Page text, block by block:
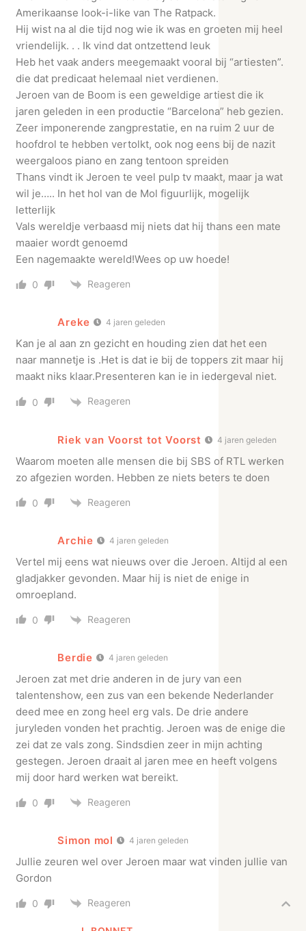
Amerikaanse look-i-like van The Ratpack.
Hij wist na al die tijd nog wie ik was en groeten mij heel
vriendelijk. . . Ik vind dat ontzettend leuk
Heb het vaak anders meegemaakt vooral bij “artiesten”.
die dat predicaat helemaal niet verdienen.
Jeroen van de Boom is een geweldige artiest die ik
jaren geleden in een productie “Barcelona” heb gezien.
Zeer imponerende zangprestatie, en na ruim 2 uur de
hoofdrol te hebben vertolkt, ook nog eens bij de nazit
weergaloos piano en zang tentoon spreiden
Thans vindt ik Jeroen te veel pulp tv maakt, maar ja wat
wil je….. In het hol van de Mol figuurlijk, mogelijk
letterlijk
Vals wereldje verbaasd mij niets dat hij thans een mate
maaier wordt genoemd
Een nagemaakte wereld!Wees op uw hoede!
0 Reageren
Areke 4 jaren geleden
Kan je al aan zn gezicht en houding zien dat het een
naar mannetje is .Het is dat ie bij de toppers zit maar hij
maakt niks klaar.Presenteren kan ie in iedergeval niet.
0 Reageren
Riek van Voorst tot Voorst 4 jaren geleden
Waarom moeten alle mensen die bij SBS of RTL werken
zo afgezien worden. Hebben ze niets beters te doen
0 Reageren
Archie 4 jaren geleden
Vertel mij eens wat nieuws over die Jeroen. Altijd al een
gladjakker gevonden. Maar hij is niet de enige in
omroepland.
0 Reageren
Berdie 4 jaren geleden
Jeroen zat met drie anderen in de jury van een
talentenshow, een zus van een bekende Nederlander
deed mee en zong heel erg vals. De drie andere
juryleden vonden het prachtig. Jeroen was de enige die
zei dat ze vals zong. Sindsdien zeer in mijn achting
gestegen. Jeroen draait al jaren mee en heeft volgens
mij door hard werken wat bereikt.
0 Reageren
Simon mol 4 jaren geleden
Jullie zeuren wel over Jeroen maar wat vinden jullie van
Gordon
0 Reageren